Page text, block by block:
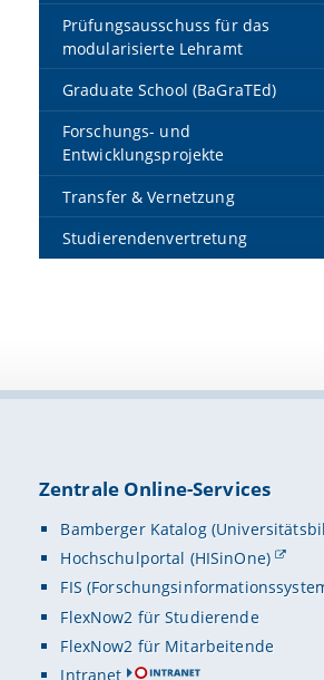
Prüfungsausschuss für das
modularisierte Lehramt
Graduate School (BaGraTEd)
Forschungs- und
Entwicklungsprojekte
Transfer & Vernetzung
Studierendenvertretung
Zentrale Online-Services
Bamberger Katalog
Hochschulportal (HISinOne)
FIS
FlexNow2 für Studierende
FlexNow2 für Mitarbeitende
Intranet